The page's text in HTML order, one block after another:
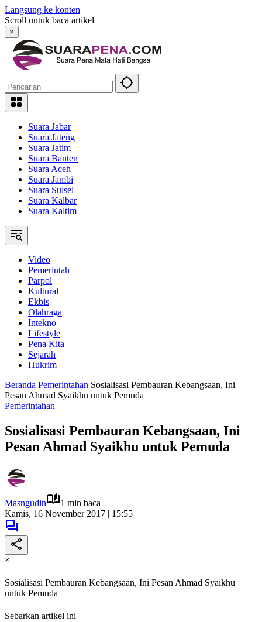
Langsung ke konten
Scroll untuk baca artikel
×
Suara Jabar
Suara Jateng
Suara Jatim
Suara Banten
Suara Aceh
Suara Jambi
Suara Sulsel
Suara Kalbar
Suara Kaltim
Video
Pemerintah
Parpol
Kultural
Ekbis
Olahraga
Intekno
Lifestyle
Pena Kita
Sejarah
Hukrim
Beranda Pemerintahan Sosialisasi Pembauran Kebangsaan, Ini
Pesan Ahmad Syaikhu untuk Pemuda
Pemerintahan
Sosialisasi Pembauran Kebangsaan, Ini
Pesan Ahmad Syaikhu untuk Pemuda
Masngudin
1 min baca
Kamis, 16 November 2017 | 15:55
×
Sosialisasi Pembauran Kebangsaan, Ini Pesan Ahmad Syaikhu
untuk Pemuda
Sebarkan artikel ini